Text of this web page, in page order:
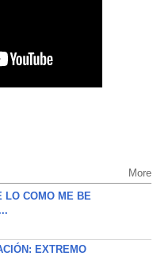
More
LO COMO ME BE
EXTREMO